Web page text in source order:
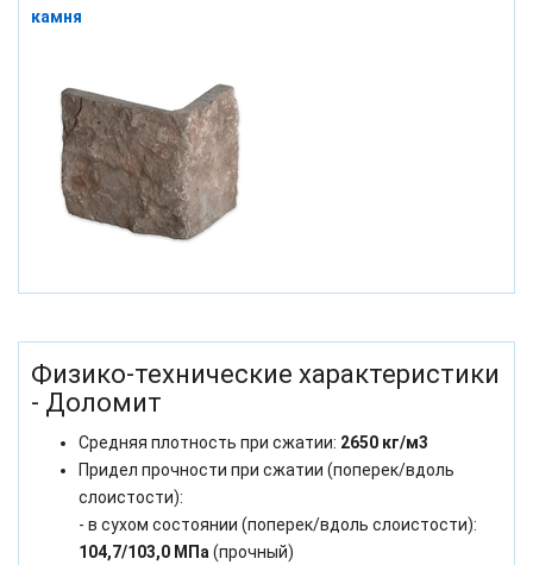
камня
Физико-технические характеристики
- Доломит
Средняя плотность при сжатии: 2650 кг/м3
Придел прочности при сжатии (поперек/вдоль
слоистости):
- в сухом состоянии (поперек/вдоль слоистости):
104,7/103,0 МПа (прочный)